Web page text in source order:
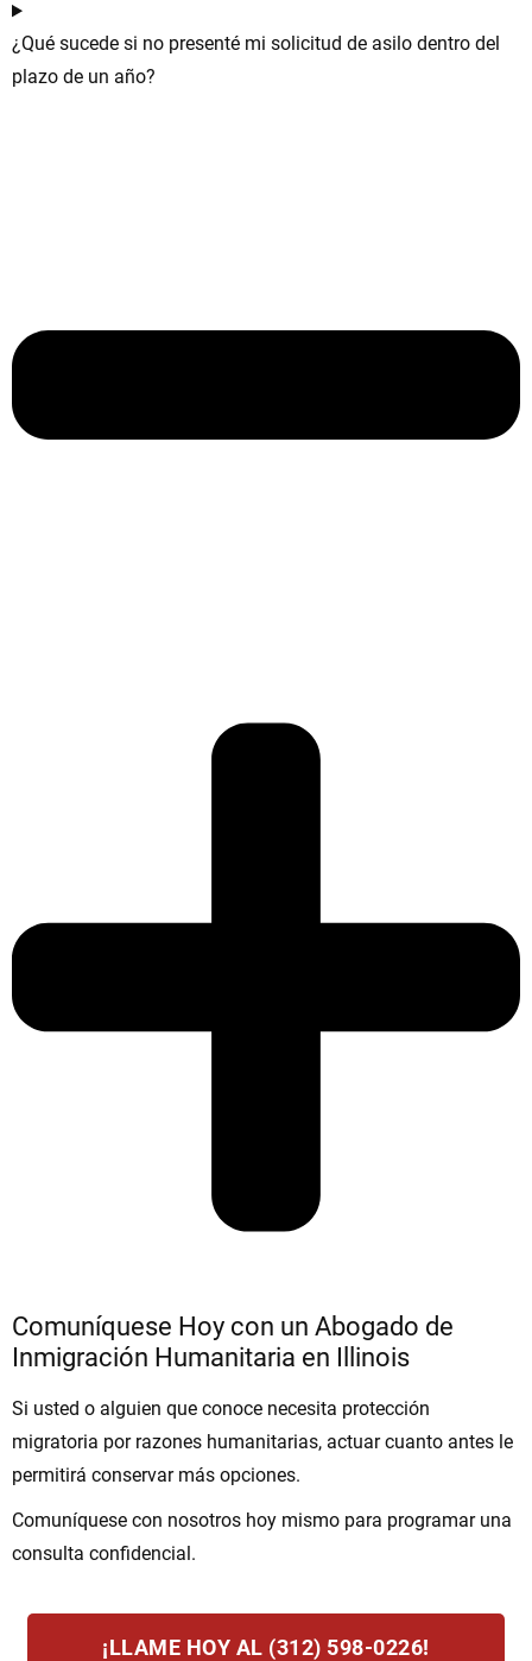
¿Qué sucede si no presenté mi solicitud de asilo dentro del
plazo de un año?
Comuníquese Hoy con un Abogado de
Inmigración Humanitaria en Illinois
Si usted o alguien que conoce necesita protección
migratoria por razones humanitarias, actuar cuanto antes le
permitirá conservar más opciones.
Comuníquese con nosotros hoy mismo para programar una
consulta confidencial.
¡LLAME HOY AL (312) 598-0226!